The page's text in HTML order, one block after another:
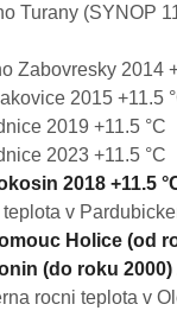
Turany (SYNOP
Zabovresky 2014
2015 +11.5
2019 +11.5 °C
2023 +11.5 °C
2018 +11.5
v
Holice (od
(do roku 2000)
rocni teplota v